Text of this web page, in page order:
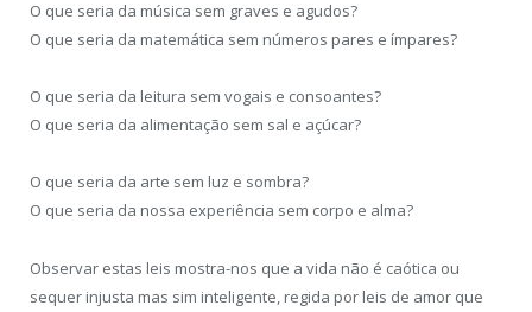
O que seria da música sem graves e agudos?
O que seria da matemática sem números pares e ímpares?
O que seria da leitura sem vogais e consoantes?
O que seria da alimentação sem sal e açúcar?
O que seria da arte sem luz e sombra?
O que seria da nossa experiência sem corpo e alma?
Observar estas leis mostra-nos que a vida não é caótica ou
sequer injusta mas sim inteligente, regida por leis de amor que